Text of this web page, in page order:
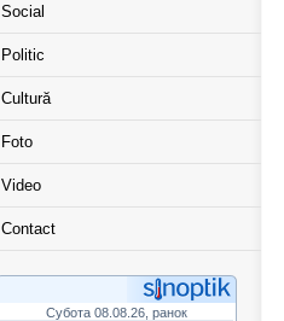
Social
Politic
Cultură
Foto
Video
Contact
Субота 08.08.26, ранок